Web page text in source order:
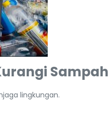
Sampah
lingkungan.